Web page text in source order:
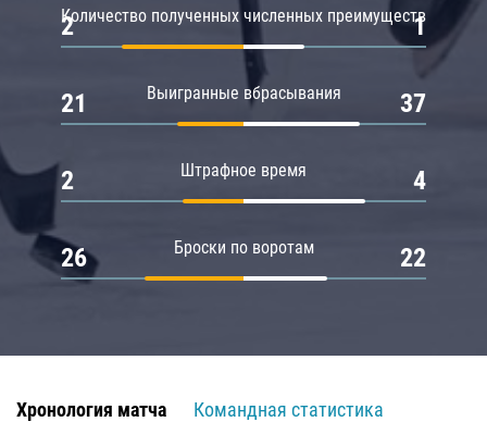
Количество полученных численных преимуществ
2 1
Выигранные вбрасывания
21 37
Штрафное время
2 4
Броски по воротам
26 22
Хронология матча
Командная статистика